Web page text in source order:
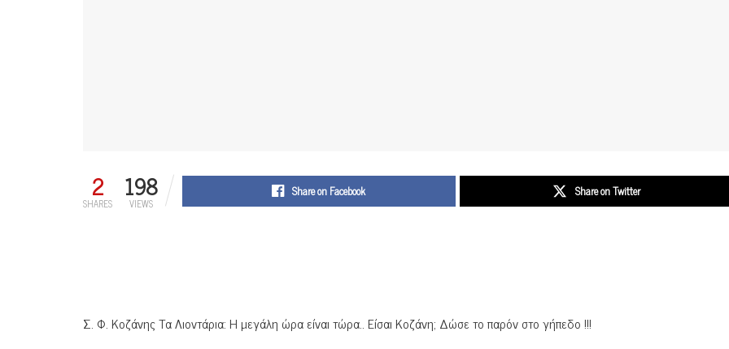
2
SHARES 198
VIEWS
Share on Facebook Share on Twitter
Σ. Φ. Κοζάνης Τα Λιοντάρια: Η μεγάλη ώρα είναι τώρα.. Είσαι Κοζάνη; Δώσε το παρόν στο γήπεδο !!!